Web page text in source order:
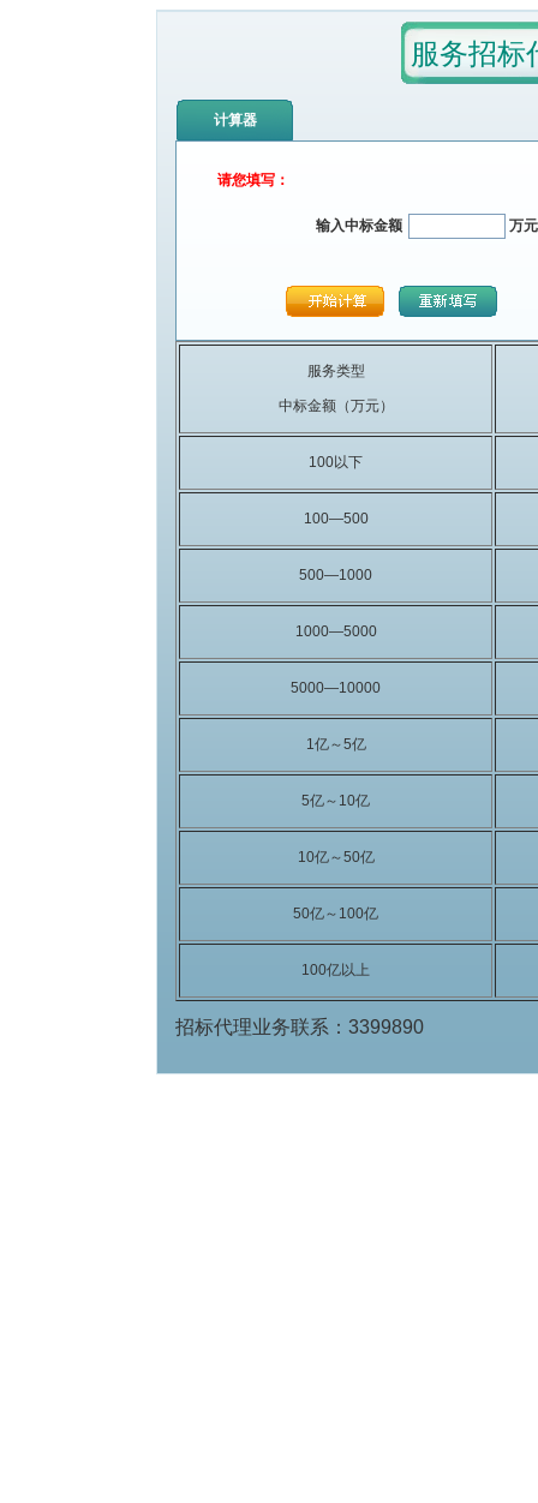
服务招标
计算器
请您填写：
输入中标金额 万元
服务类型
中标金额（万元）
100以下
100—500
500—1000
1000—5000
5000—10000
1亿～5亿
5亿～10亿
10亿～50亿
50亿～100亿
100亿以上
招标代理业务联系：3399890